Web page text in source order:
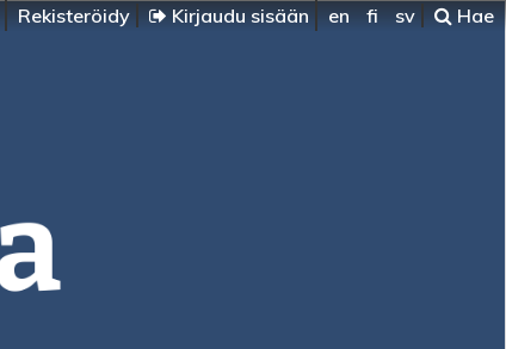
Rekisteröidy Kirjaudu sisään en fi sv Hae